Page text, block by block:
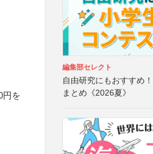
円を
編集部セレクト
自由研究にもおすすめ
まとめ《2026夏》